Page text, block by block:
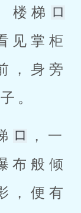
楼梯
见掌柜
，身旁
子。
，一
布般倾
，便有